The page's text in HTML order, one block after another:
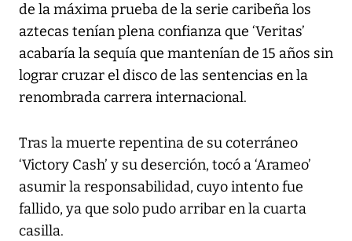
de la máxima prueba de la serie caribeña los
aztecas tenían plena confianza que ‘Veritas’
acabaría la sequía que mantenían de 15 años sin
lograr cruzar el disco de las sentencias en la
renombrada carrera internacional.
Tras la muerte repentina de su coterráneo
‘Victory Cash’ y su deserción, tocó a ‘Arameo’
asumir la responsabilidad, cuyo intento fue
fallido, ya que solo pudo arribar en la cuarta
casilla.